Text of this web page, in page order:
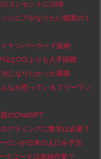
コンセントにUSB
ニアがなりたい職業の１
ナンバーカード返納
は○○よりも入手困難
になりたかった職業
なが思っているフリーラン
のChatGPT
ラミングに数学は必要？
ロンが日本の人口を予言
コードは単純作業？